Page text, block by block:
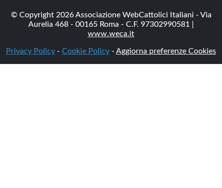
© Copyright 2026 Associazione WebCattolici Italiani - Via
Aurelia 468 - 00165 Roma - C.F. 97302990581 |
www.weca.it
Privacy Policy - Cookie Policy - Aggiorna preferenze Cookies